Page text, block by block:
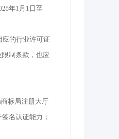
年1月1日至
的行业许可证
制条款，也应
标局注册大厅
名认证能力；